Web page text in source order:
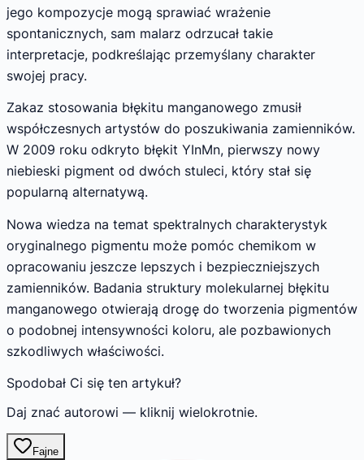
jego kompozycje mogą sprawiać wrażenie
spontanicznych, sam malarz odrzucał takie
interpretacje, podkreślając przemyślany charakter
swojej pracy.
Zakaz stosowania błękitu manganowego zmusił
współczesnych artystów do poszukiwania zamienników.
W 2009 roku odkryto błękit YInMn, pierwszy nowy
niebieski pigment od dwóch stuleci, który stał się
popularną alternatywą.
Nowa wiedza na temat spektralnych charakterystyk
oryginalnego pigmentu może pomóc chemikom w
opracowaniu jeszcze lepszych i bezpieczniejszych
zamienników. Badania struktury molekularnej błękitu
manganowego otwierają drogę do tworzenia pigmentów
o podobnej intensywności koloru, ale pozbawionych
szkodliwych właściwości.
Spodobał Ci się ten artykuł?
Daj znać autorowi — kliknij wielokrotnie.
Fajne